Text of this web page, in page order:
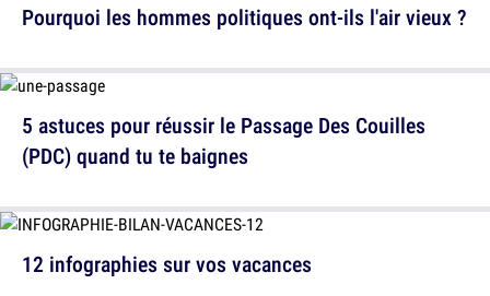
5 astuces pour réussir le Passage Des Couilles
(PDC) quand tu te baignes
Pourquoi les hommes politiques ont-ils l'air vieux ?
12 infographies sur vos vacances